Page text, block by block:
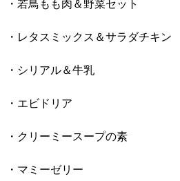
・若鳥もも肉＆野菜セット
・レタスミックス＆サラダチキン
・シリアル＆牛乳
・エビドリア
・クリーミースープの素
・マミーゼリー